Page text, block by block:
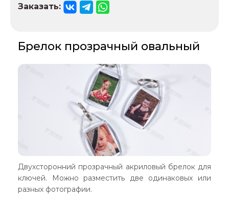
Заказать:
Брелок прозрачный овальный
Двухсторонний прозрачный акриловый брелок для
ключей. Можно разместить две одинаковых или
разных фотографии.